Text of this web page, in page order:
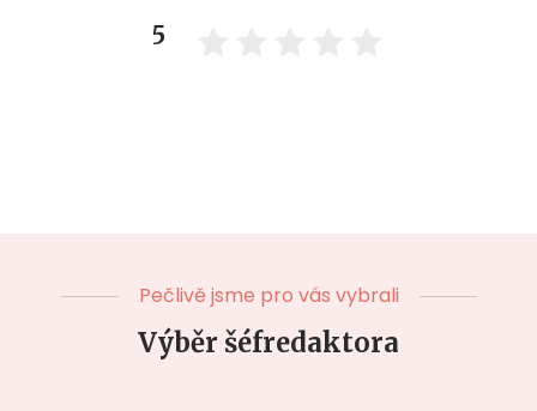
5
Pečlivě jsme pro vás vybrali
Výběr šéfredaktora